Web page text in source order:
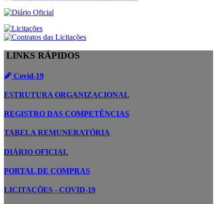
LINKS RÁPIDOS
Covid-19
ESTRUTURA ORGANIZACIONAL
REGISTRO DAS COMPETÊNCIAS
TABELA REMUNERATÓRIA
DIÁRIO OFICIAL
PORTAL DE COMPRAS
LICITAÇÕES - COVID-19